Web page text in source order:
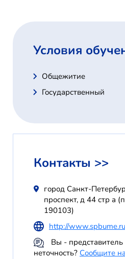
Условия
Общежитие
Государственный
Контакты >>
город Санкт-
проспект, д 44 стр а
190103)
http://www.spbume.ru
Вы -
неточность? Сообщите